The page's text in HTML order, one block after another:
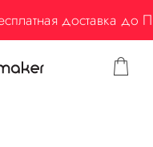
доставка до